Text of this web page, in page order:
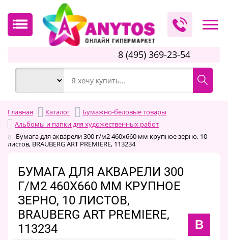
8 (495) 369-23-54
Главная Каталог
Бумажно-беловые товары
Альбомы и папки для художественных работ
Бумага для акварели 300 г/м2 460x660 мм крупное зерно, 10
листов, BRAUBERG ART PREMIERE, 113234
БУМАГА ДЛЯ АКВАРЕЛИ 300
Г/М2 460X660 ММ КРУПНОЕ
ЗЕРНО, 10 ЛИСТОВ,
BRAUBERG ART PREMIERE,
113234
B